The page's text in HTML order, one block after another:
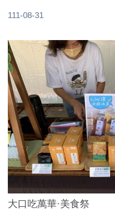
司
商
業
登
記
服
務
商
業
管
理
業
發
111-08-31
大口吃萬華·美食祭